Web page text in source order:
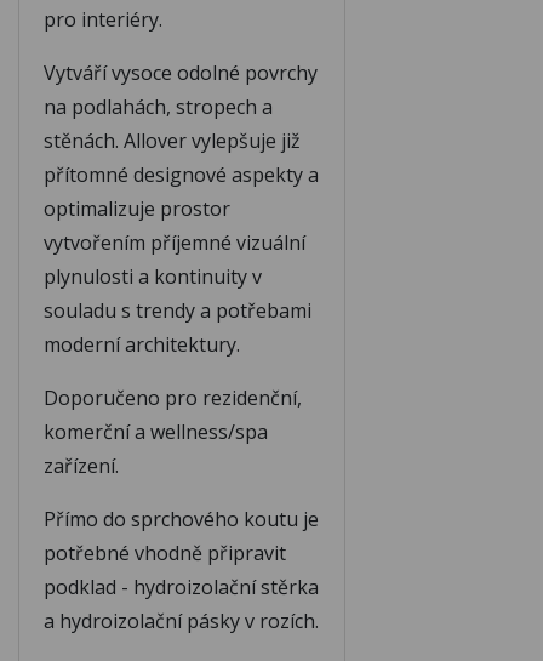
pro interiéry.
Vytváří vysoce odolné povrchy
na podlahách, stropech a
stěnách. Allover vylepšuje již
přítomné designové aspekty a
optimalizuje prostor
vytvořením příjemné vizuální
plynulosti a kontinuity v
souladu s trendy a potřebami
moderní architektury.
Doporučeno pro rezidenční,
komerční a wellness/spa
zařízení.
Přímo do sprchového koutu je
potřebné vhodně připravit
podklad - hydroizolační stěrka
a hydroizolační pásky v rozích.